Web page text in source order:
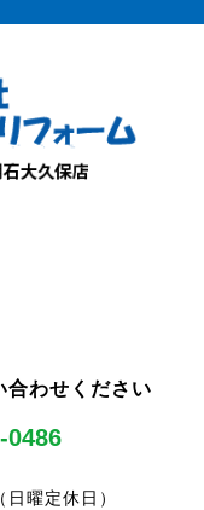
合わせください
0486
曜定休日）